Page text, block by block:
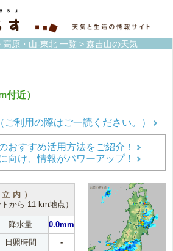
高原・山-東北 一覧 > 森吉山の天気
付近）
利用の際はご一読ください。）
おすすめ活用方法をご紹介！
向け、情報がパワーアップ！
内）
トから 11 km地点）
降水量
0.0mm
日照時間 -